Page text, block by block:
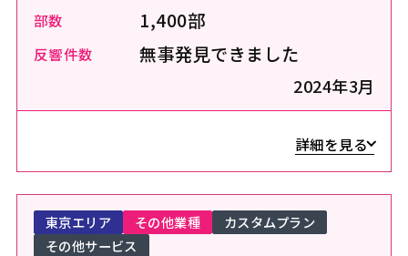
部数 1,400部
反響件数 無事発見できました
2024年3月
詳細を見る
東京エリア その他業種
カスタムプラン
その他サービス